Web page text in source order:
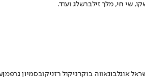
שי חי, מלך זילברשלג ועוד.
אוגלבונאווה בוקרניקול רזניקובסמיון גרפמן